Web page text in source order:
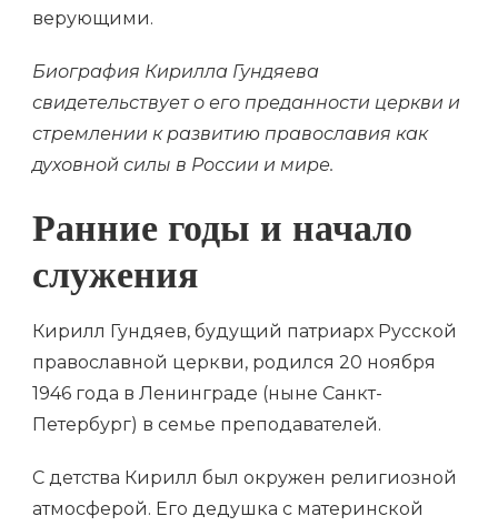
верующими.
Биография Кирилла Гундяева
свидетельствует о его преданности церкви и
стремлении к развитию православия как
духовной силы в России и мире.
Ранние годы и начало
служения
Кирилл Гундяев, будущий патриарх Русской
православной церкви, родился 20 ноября
1946 года в Ленинграде (ныне Санкт-
Петербург) в семье преподавателей.
С детства Кирилл был окружен религиозной
атмосферой. Его дедушка с материнской